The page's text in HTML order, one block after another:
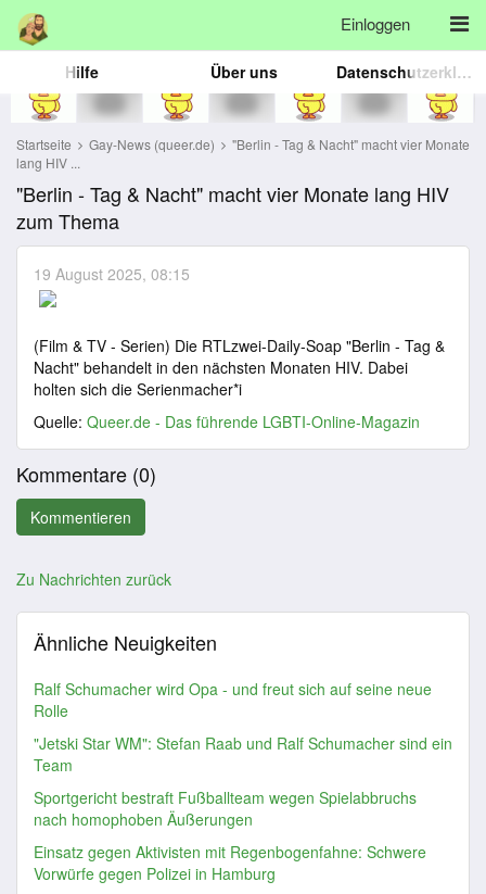
Einloggen
Hilfe Über uns Datenschutzerklärung
Startseite Gay-News (queer.de)
"Berlin - Tag & Nacht" macht vier Monate
lang HIV ...
"Berlin - Tag & Nacht" macht vier Monate lang HIV
zum Thema
19 August 2025, 08:15
(Film & TV - Serien) Die RTLzwei-Daily-Soap "Berlin - Tag &
Nacht" behandelt in den nächsten Monaten HIV. Dabei
holten sich die Serienmacher*i
Quelle: Queer.de - Das führende LGBTI-Online-Magazin
Kommentare (0)
Zu Nachrichten zurück
Ähnliche Neuigkeiten
Ralf Schumacher wird Opa - und freut sich auf seine neue
Rolle
"Jetski Star WM": Stefan Raab und Ralf Schumacher sind ein
Team
Sportgericht bestraft Fußballteam wegen Spielabbruchs
nach homophoben Äußerungen
Einsatz gegen Aktivisten mit Regenbogenfahne: Schwere
Vorwürfe gegen Polizei in Hamburg